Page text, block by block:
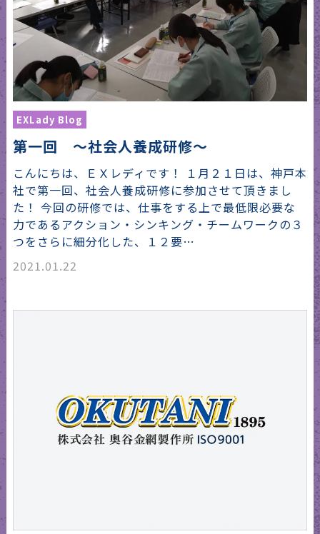
EXLady Blog
第一回 ～社会人養成研修～
こんにちは、ＥＸレディです！ １月２１日は、神戸本
社で第一回、社会人養成研修に参加させて頂きまし
た！ 今回の研修では、仕事をする上で最低限必要な
力であるアクション・シンキング・チームワークの３
つをさらに細分化した、１２要…
2021.01.22